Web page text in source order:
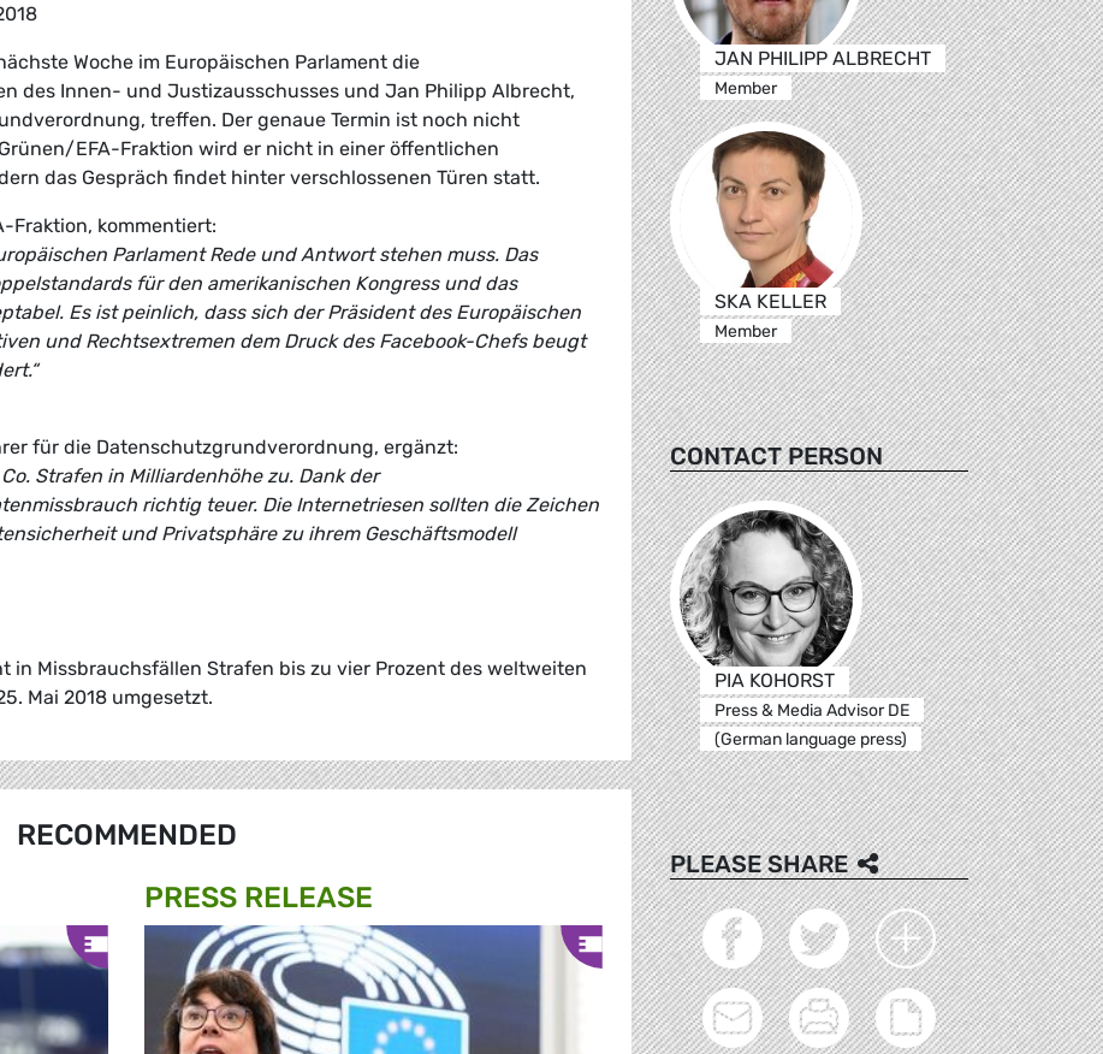
Woche im Europäischen Parlament die
des Innen- und Justizausschusses und Jan Philipp Albrecht,
treffen. Der genaue Termin ist noch nicht
EFA-Fraktion wird er nicht in einer öffentlichen
das Gespräch findet hinter verschlossenen Türen statt.
Fraktion, kommentiert:
Parlament Rede und Antwort stehen muss. Das
für den amerikanischen Kongress und das
Es ist peinlich, dass sich der Präsident des Europäischen
und Rechtsextremen dem Druck des Facebook-Chefs beugt
für die Datenschutzgrundverordnung, ergänzt:
Strafen in Milliardenhöhe zu. Dank der
richtig teuer. Die Internetriesen sollten die Zeichen
und Privatsphäre zu ihrem Geschäftsmodell
in Missbrauchsfällen Strafen bis zu vier Prozent des weltweiten
Mai 2018 umgesetzt.
RECOMMENDED
PRESS RELEASE
JAN PHILIPP ALBRECHT
Member
SKA KELLER
Member
CONTACT PERSON
PIA KOHORST
Press & Media Advisor DE
(German language press)
PLEASE SHARE